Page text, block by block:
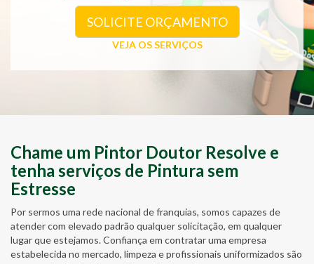
SOLICITE ORÇAMENTO
VEJA OS SERVIÇOS
Chame um Pintor Doutor Resolve e
tenha serviços de Pintura sem
Estresse
Por sermos uma rede nacional de franquias, somos capazes de
atender com elevado padrão qualquer solicitação, em qualquer
lugar que estejamos. Confiança em contratar uma empresa
estabelecida no mercado, limpeza e profissionais uniformizados são